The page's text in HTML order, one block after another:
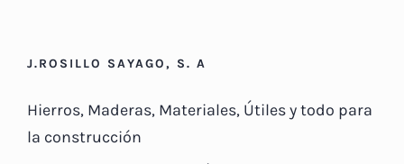
J.ROSILLO SAYAGO, S. A
Hierros, Maderas, Materiales, Útiles y todo para
la construcción